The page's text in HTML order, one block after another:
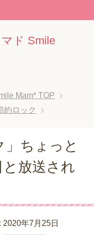
ド Smile
Mam* TOP
約ロック
」ちょっと
放送され
2020年7月25日